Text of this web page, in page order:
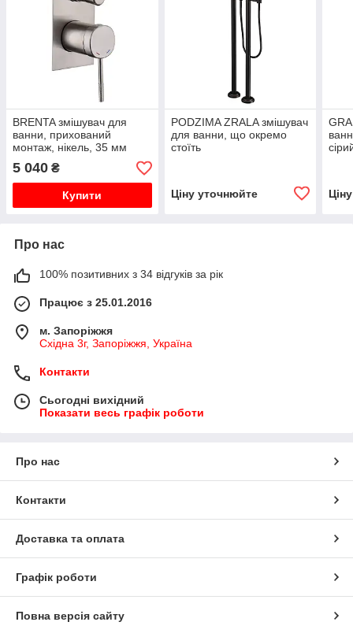
BRENTA змішувач для
ванни, прихований
монтаж, нікель, 35 мм
5 040 ₴
Купити
PODZIMA ZRALA змішувач
для ванни, що окремо
стоїть
Ціну уточнюйте
Про нас
100% позитивних з 34 відгуків за рік
Працює з 25.01.2016
м. Запоріжжя
Східна 3г, Запоріжжя, Україна
Контакти
Сьогодні вихідний
Показати весь графік роботи
Про нас
Контакти
Доставка та оплата
Графік роботи
Повна версія сайту